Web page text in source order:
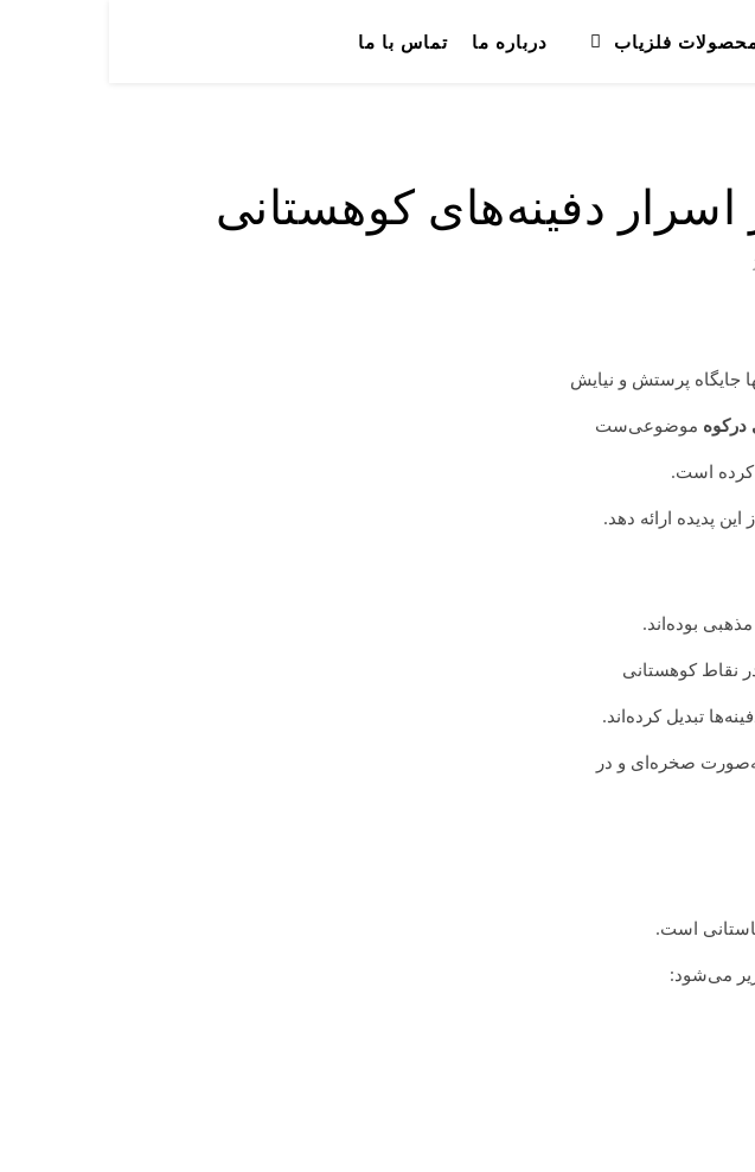
فلزیاب درباره ما تماس با ما
دفینه‌های کوهستانی
جایگاه پرستش و نیایش
درکوه موضوعی‌ست
کرده است.
پدیده ارائه دهد.
بوده‌اند.
نقاط کوهستانی
تبدیل کرده‌اند.
صخره‌ای و در
است.
می‌شود: